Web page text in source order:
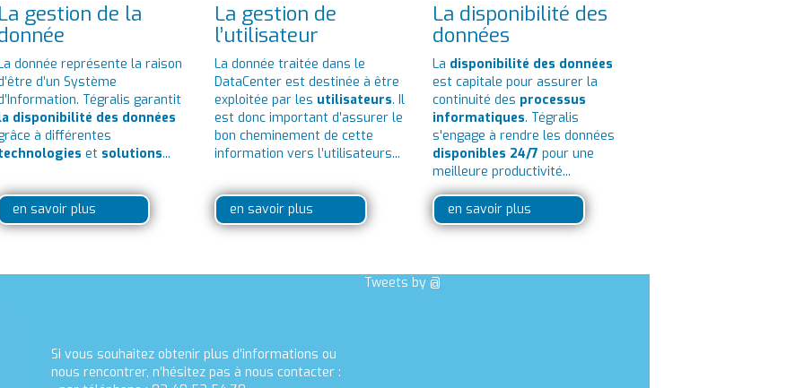
La gestion de la
donnée représente la raison
d’un Système
Tégralis garantit
disponibilité des données
à différentes
et solutions...
en savoir plus
La gestion de
l’utilisateur
La donnée traitée dans le
DataCenter est destinée à être
exploitée par les utilisateurs. Il
est donc important d’assurer le
bon cheminement de cette
information vers l’utilisateurs...
en savoir plus
La disponibilité des
données
La disponibilité des données
est capitale pour assurer la
continuité des processus
informatiques. Tégralis
s'engage à rendre les données
disponibles 24/7 pour une
meilleure productivité...
en savoir plus
Si vous souhaitez obtenir plus d’informations ou
nous rencontrer, n’hésitez pas à nous contacter :
Tweets by @